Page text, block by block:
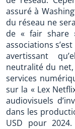
assuré à
du réseau ne
de « fair share
associations
avertissant
neutralité du net,
services
sur la « Lex
audiovisuels
dans les
USD pour